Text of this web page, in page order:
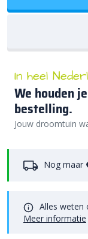
In heel
We houden
bestelling.
Jouw droomtuin
Nog maar
Alles weten
Meer informatie